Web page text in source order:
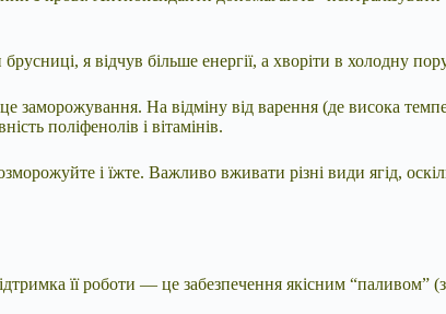
я відчув більше енергії, а хворіти в холодну
На відміну від варення (де висока
поліфенолів і вітамінів.
і їжте. Важливо вживати різні види ягід,
її роботи — це забезпечення якісним “паливом”